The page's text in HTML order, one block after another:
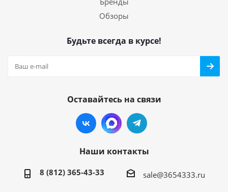
Обзоры
Будьте всегда в курсе!
Оставайтесь на связи
Наши контакты
8 (812) 365-43-33 sale@3654333.ru